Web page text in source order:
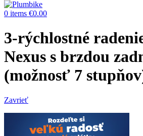
0 items €0.00
3-rýchlostné
Nexus s brzdou
(možnosť 7
Zavrieť